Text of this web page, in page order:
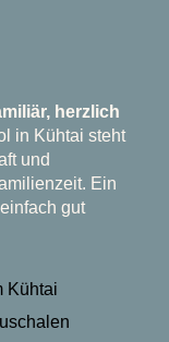
herzlich
in Kühtai steht
und
Ein
gut
Kühtai